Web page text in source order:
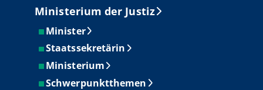
Ministerium der Justiz
Minister
Staatssekretärin
Ministerium
Schwerpunktthemen